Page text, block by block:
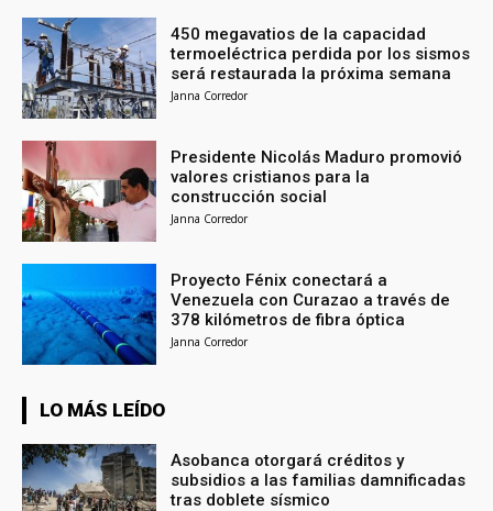
450 megavatios de la capacidad
termoeléctrica perdida por los sismos
será restaurada la próxima semana
Janna Corredor
Presidente Nicolás Maduro promovió
valores cristianos para la
construcción social
Janna Corredor
Proyecto Fénix conectará a
Venezuela con Curazao a través de
378 kilómetros de fibra óptica
Janna Corredor
LO MÁS LEÍDO
Asobanca otorgará créditos y
subsidios a las familias damnificadas
tras doblete sísmico